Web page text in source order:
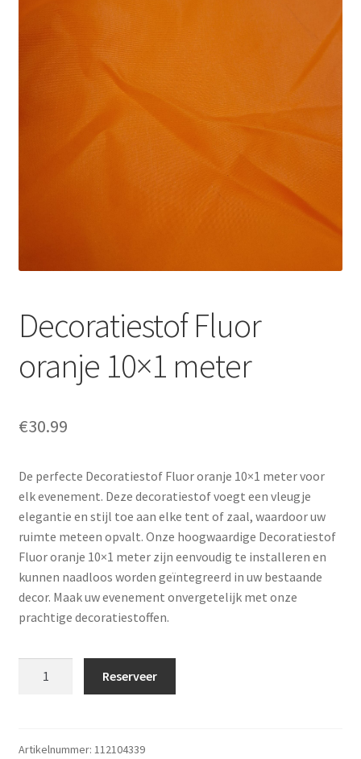
Offerte aanvraag
Privacybeleid
Decoratiestof Fluor
oranje 10×1 meter
€30.99
De perfecte Decoratiestof Fluor oranje 10×1 meter voor
elk evenement. Deze decoratiestof voegt een vleugje
elegantie en stijl toe aan elke tent of zaal, waardoor uw
ruimte meteen opvalt. Onze hoogwaardige Decoratiestof
Fluor oranje 10×1 meter zijn eenvoudig te installeren en
kunnen naadloos worden geïntegreerd in uw bestaande
decor. Maak uw evenement onvergetelijk met onze
prachtige decoratiestoffen.
meter
Reserveer
Artikelnummer: 112104339